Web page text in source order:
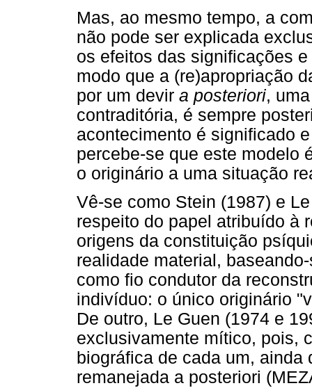
Mas, ao mesmo tempo, a
não pode ser explicada
os efeitos das significações
modo que a (re)apropriação
por um devir a posteriori,
contraditória, é sempre
acontecimento é significado
percebe-se que este modelo
o originário a uma situação
Vê-se como Stein (1987) e
respeito do papel atribuído à
origens da constituição
realidade material,
como fio condutor da
indivíduo: o único originário
De outro, Le Guen (1974 e
exclusivamente mítico, pois,
biográfica de cada um,
remanejada a posteriori